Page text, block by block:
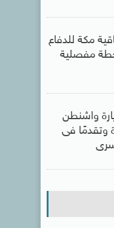
مكة للدفاع
مفصلية
واشنطن
وتقدمًا فى